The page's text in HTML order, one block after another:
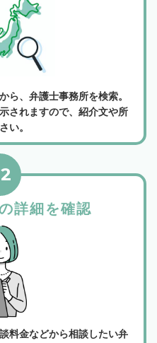
ら、弁護士事務所を検索。
されますので、紹介文や所
い。
詳細を確認
料金などから相談したい弁